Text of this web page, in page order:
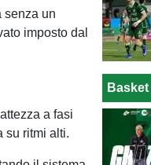
senza un
imposto dal
a fasi
su ritmi alti.
Basket